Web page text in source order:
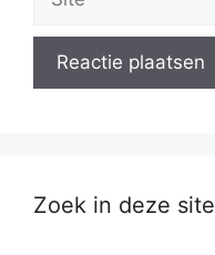
Zoek in deze site